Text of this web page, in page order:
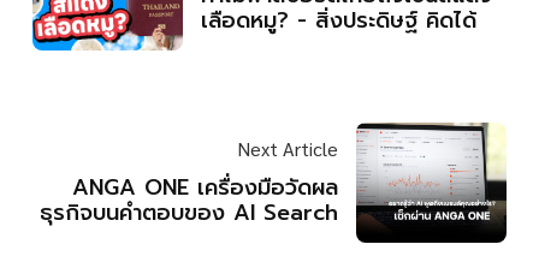
เลือดหมู? - สิ่งประดิษฐ์ คิดได้
Next Article
ANGA ONE เครื่องมือวัดผล
ธุรกิจบนคำตอบของ AI Search